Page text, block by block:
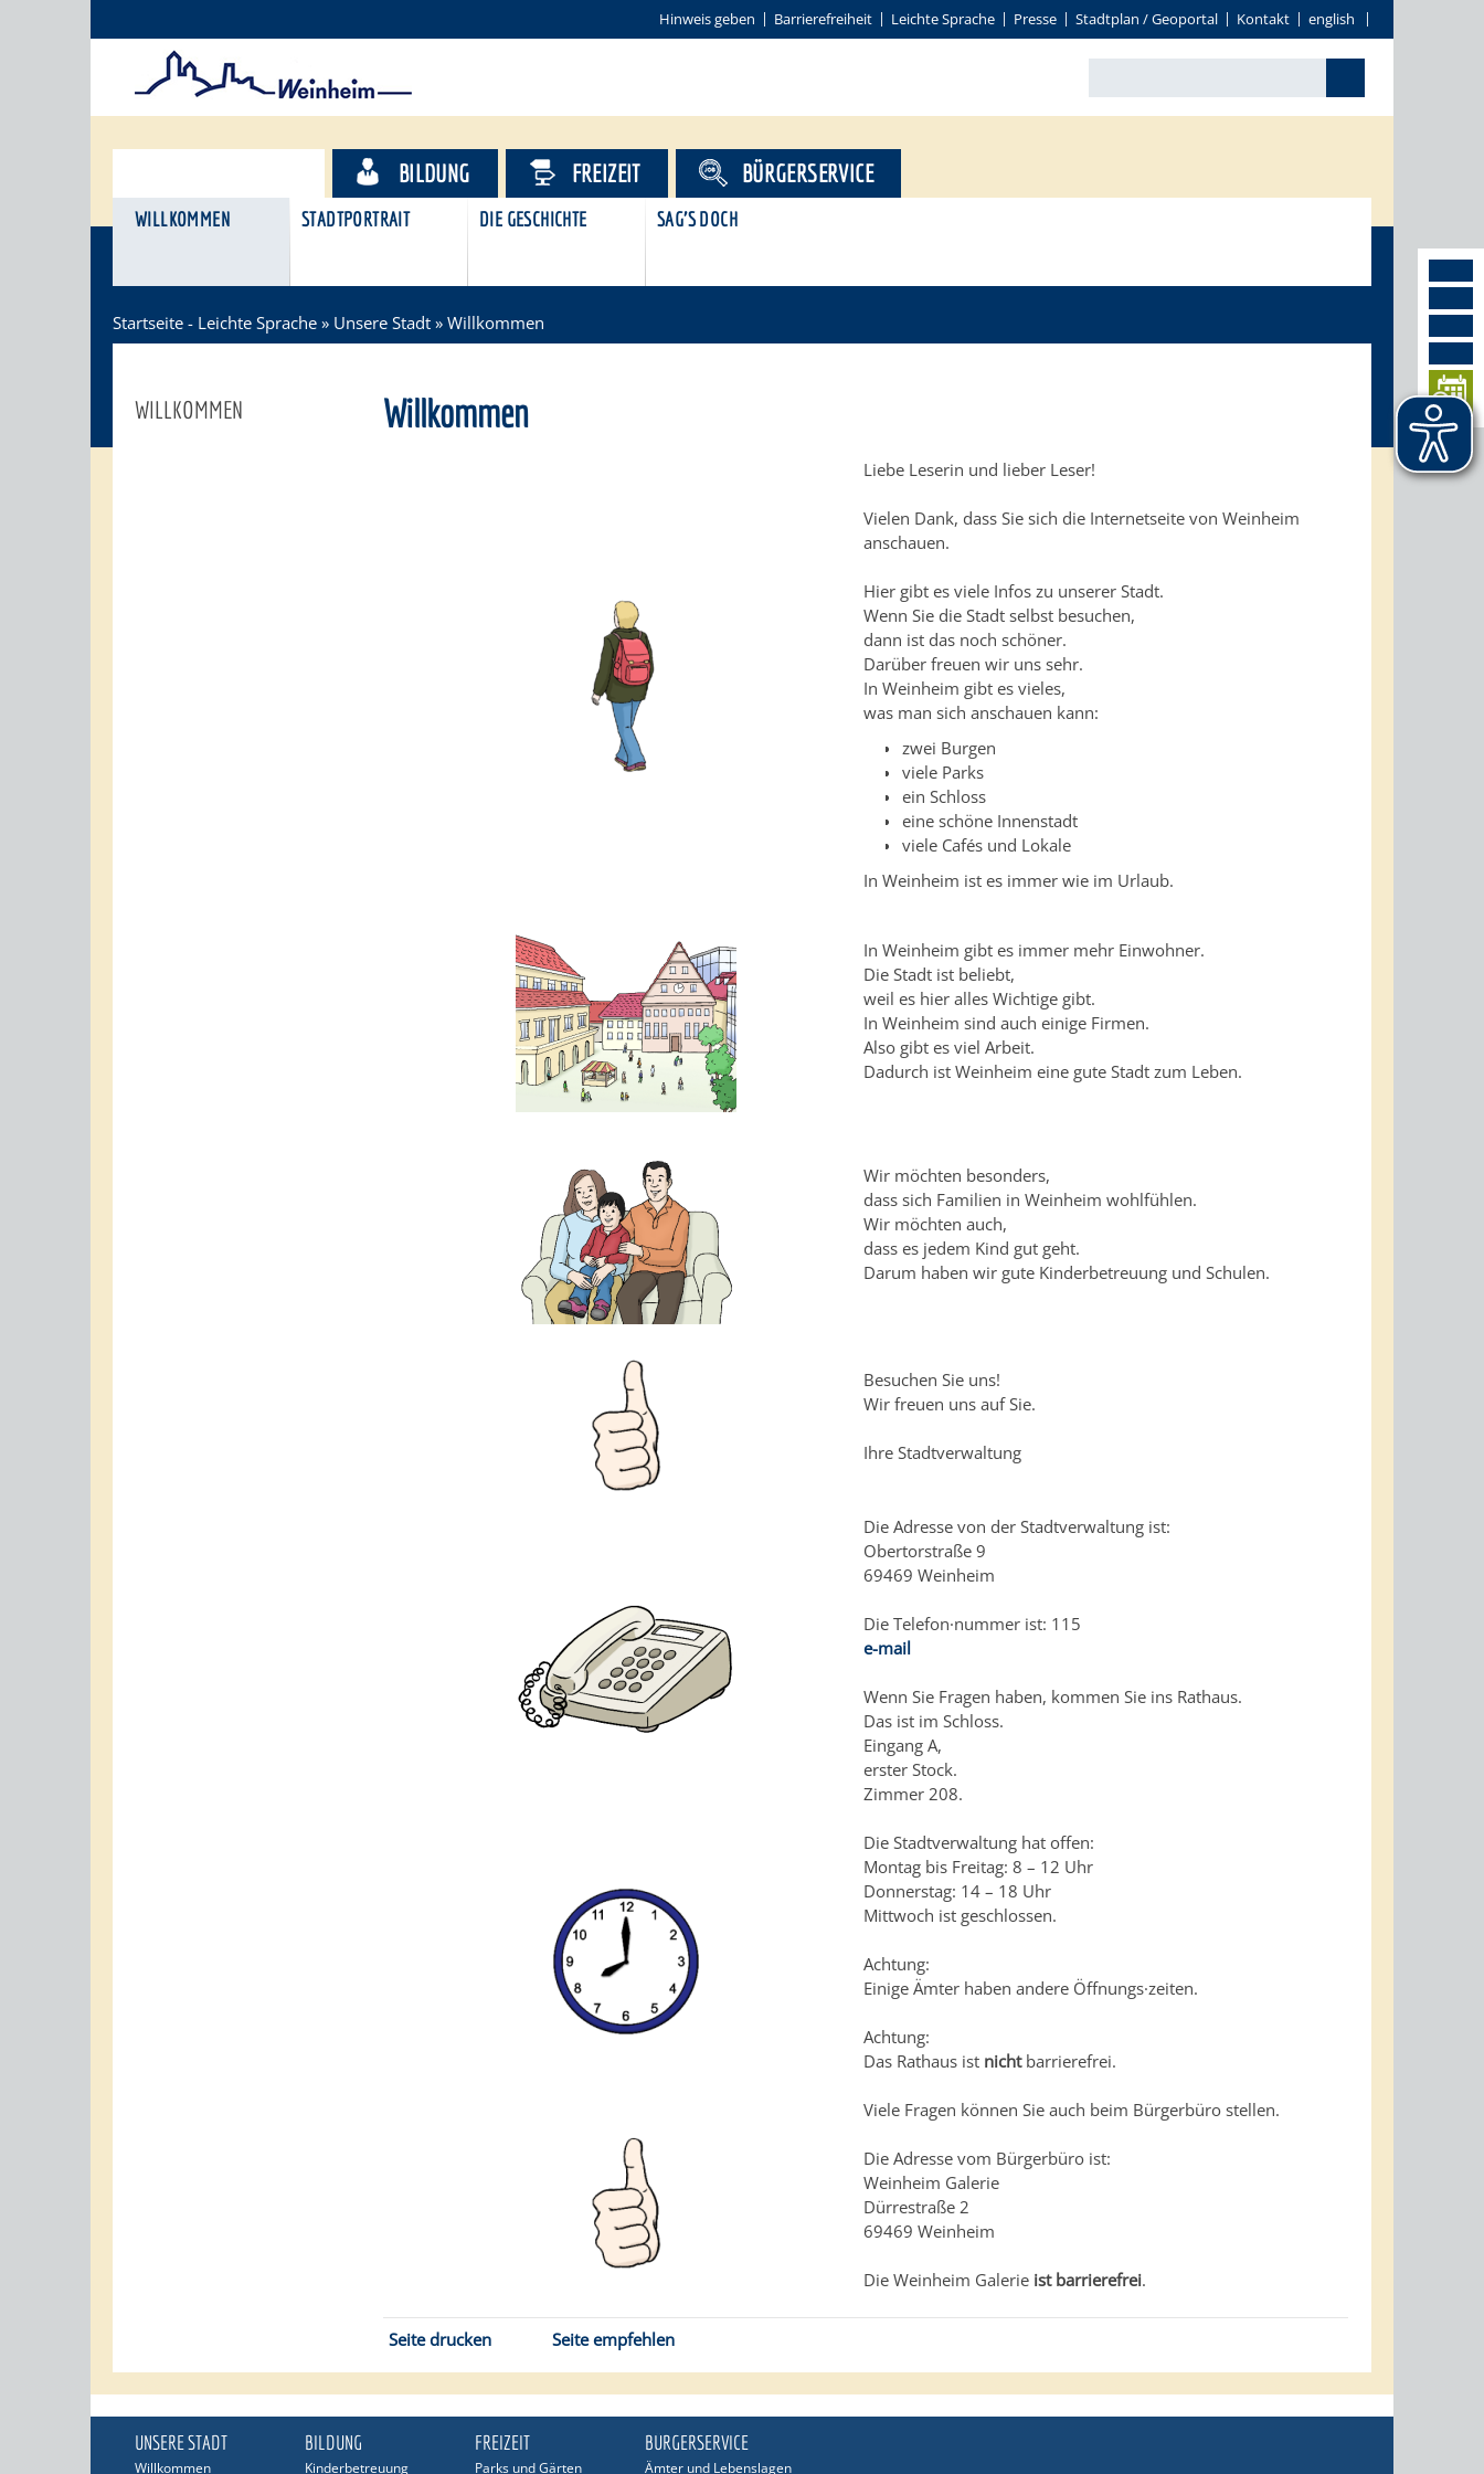
Hinweis geben Barrierefreiheit Leichte Sprache Presse Stadtplan / Geoportal Kontakt english
WILLKOMMEN STADTPORTRAIT DIE GESCHICHTE SAG'S DOCH
BILDUNG FREIZEIT BÜRGERSERVICE
Startseite - Leichte Sprache » Unsere Stadt » Willkommen
WILLKOMMEN Willkommen
Liebe Leserin und lieber Leser!
Vielen Dank, dass Sie sich die Internetseite von Weinheim
anschauen.
Hier gibt es viele Infos zu unserer Stadt.
Wenn Sie die Stadt selbst besuchen,
dann ist das noch schöner.
Darüber freuen wir uns sehr.
In Weinheim gibt es vieles,
was man sich anschauen kann:
zwei Burgen
viele Parks
ein Schloss
eine schöne Innenstadt
viele Cafés und Lokale
In Weinheim ist es immer wie im Urlaub.
In Weinheim gibt es immer mehr Einwohner.
Die Stadt ist beliebt,
weil es hier alles Wichtige gibt.
In Weinheim sind auch einige Firmen.
Also gibt es viel Arbeit.
Dadurch ist Weinheim eine gute Stadt zum Leben.
Wir möchten besonders,
dass sich Familien in Weinheim wohlfühlen.
Wir möchten auch,
dass es jedem Kind gut geht.
Darum haben wir gute Kinderbetreuung und Schulen.
Besuchen Sie uns!
Wir freuen uns auf Sie.
Ihre Stadtverwaltung
Die Adresse von der Stadtverwaltung ist:
Obertorstraße 9
69469 Weinheim
Die Telefon·nummer ist: 115
e-mail
Wenn Sie Fragen haben, kommen Sie ins Rathaus.
Das ist im Schloss.
Eingang A,
erster Stock.
Zimmer 208.
Die Stadtverwaltung hat offen:
Montag bis Freitag: 8 – 12 Uhr
Donnerstag: 14 – 18 Uhr
Mittwoch ist geschlossen.
Achtung:
Einige Ämter haben andere Öffnungs·zeiten.
Achtung:
Das Rathaus ist nichtbarrierefrei.
Viele Fragen können Sie auch beim Bürgerbüro stellen.
Die Adresse vom Bürgerbüro ist:
Weinheim Galerie
Dürrestraße 2
69469 Weinheim
Die Weinheim Galerie ist barrierefrei.
Seite drucken Seite empfehlen
UNSERE STADT
Willkommen
BILDUNG
Kinderbetreuung
FREIZEIT
Parks und Gärten
BÜRGERSERVICE
Ämter und Lebenslagen